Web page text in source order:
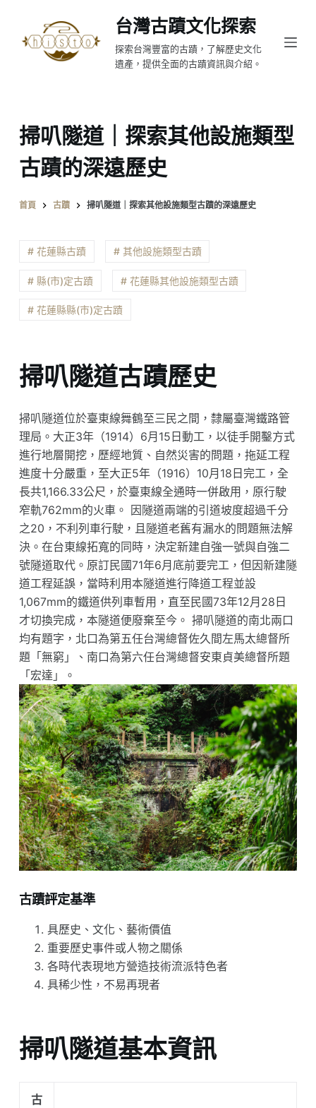
至
台灣古蹟文化探索
探索台灣豐富的古蹟，了解歷史文化
遺產，提供全面的古蹟資訊與介紹。
掃叭隧道｜探索其他設施類型
古蹟的深遠歷史
首頁 古蹟 掃叭隧道｜探索其他設施類型古蹟的深遠歷史
# 花蓮縣古蹟 # 其他設施類型古蹟
# 縣(市)定古蹟 # 花蓮縣其他設施類型古蹟
# 花蓮縣縣(市)定古蹟
掃叭隧道古蹟歷史
掃叭隧道位於臺東線舞鶴至三民之間，隸屬臺灣鐵路管
理局。大正3年（1914）6月15日動工，以徒手開鑿方式
進行地層開挖，歷經地質、自然災害的問題，拖延工程
進度十分嚴重，至大正5年（1916）10月18日完工，全
長共1,166.33公尺，於臺東線全通時一併啟用，原行駛
窄軌762mm的火車。 因隧道兩端的引道坡度超過千分
之20，不利列車行駛，且隧道老舊有漏水的問題無法解
決。在台東線拓寬的同時，決定新建自強一號與自強二
號隧道取代。原訂民國71年6月底前要完工，但因新建隧
道工程延誤，當時利用本隧道進行降道工程並設
1,067mm的鐵道供列車暫用，直至民國73年12月28日
才切換完成，本隧道便廢棄至今。 掃叭隧道的南北兩口
均有題字，北口為第五任台灣總督佐久間左馬太總督所
題「無窮」、南口為第六任台灣總督安東貞美總督所題
「宏達」。
古蹟評定基準
具歷史、文化、藝術價值
重要歷史事件或人物之關係
各時代表現地方營造技術流派特色者
具稀少性，不易再現者
掃叭隧道基本資訊
古